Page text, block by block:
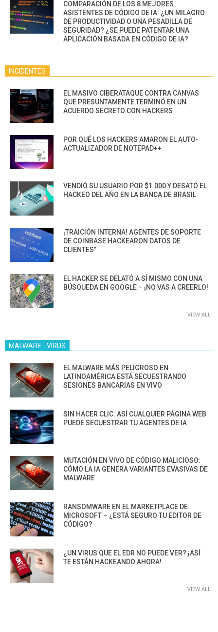
COMPARACIÓN DE LOS 8 MEJORES
ASISTENTES DE CÓDIGO DE IA: ¿UN MILAGRO
DE PRODUCTIVIDAD O UNA PESADILLA DE
SEGURIDAD? ¿SE PUEDE PATENTAR UNA
APLICACIÓN BASADA EN CÓDIGO DE IA?
INCIDENTES
EL MASIVO CIBERATAQUE CONTRA CANVAS
QUE PRESUNTAMENTE TERMINÓ EN UN
ACUERDO SECRETO CON HACKERS
POR QUÉ LOS HACKERS AMARON EL AUTO-
ACTUALIZADOR DE NOTEPAD++
VENDIÓ SU USUARIO POR $1.000 Y DESATÓ EL
HACKEO DEL AÑO EN LA BANCA DE BRASIL
¡TRAICIÓN INTERNA! AGENTES DE SOPORTE
DE COINBASE HACKEARON DATOS DE
CLIENTES”
EL HACKER SE DELATÓ A SÍ MISMO CON UNA
BÚSQUEDA EN GOOGLE – ¡NO VAS A CREERLO!
VIEW ALL
MALWARE - VIRUS
EL MALWARE MÁS PELIGROSO EN
LATINOAMÉRICA ESTÁ SECUESTRANDO
SESIONES BANCARIAS EN VIVO
SIN HACER CLIC: ASÍ CUALQUIER PÁGINA WEB
PUEDE SECUESTRAR TU AGENTES DE IA
MUTACIÓN EN VIVO DE CÓDIGO MALICIOSO:
CÓMO LA IA GENERA VARIANTES EVASIVAS DE
MALWARE
RANSOMWARE EN EL MARKETPLACE DE
MICROSOFT – ¿ESTÁ SEGURO TU EDITOR DE
CÓDIGO?
¿UN VIRUS QUE EL EDR NO PUEDE VER? ¡ASÍ
TE ESTÁN HACKEANDO AHORA!
VIEW ALL